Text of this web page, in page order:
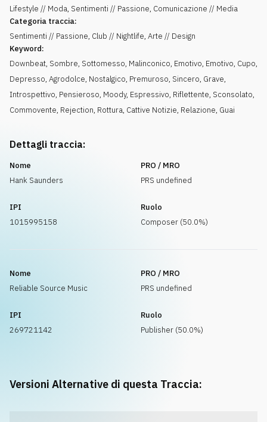
Lifestyle // Moda, Sentimenti // Passione, Comunicazione // Media
Categoria traccia:
Sentimenti // Passione, Club // Nightlife, Arte // Design
Keyword:
Downbeat, Sombre, Sottomesso, Malinconico, Emotivo, Emotivo, Cupo,
Depresso, Agrodolce, Nostalgico, Premuroso, Sincero, Grave,
Introspettivo, Pensieroso, Moody, Espressivo, Riflettente, Sconsolato,
Commovente, Rejection, Rottura, Cattive Notizie, Relazione, Guai
Dettagli traccia:
Nome
Hank Saunders
PRO / MRO
PRS undefined
IPI
1015995158
Ruolo
Composer (50.0%)
Nome
Reliable Source Music
PRO / MRO
PRS undefined
IPI
269721142
Ruolo
Publisher (50.0%)
Versioni Alternative di questa Traccia: